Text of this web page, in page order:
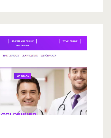
|
Dentysta
Ursynów